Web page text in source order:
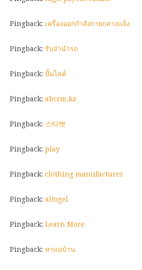
Pingback: เครื่องออกกำลังกายกลางแจ้ง
Pingback: รับจำนำรถ
Pingback: ปั้มไลค์
Pingback: abcrm.kz
Pingback: 스타뱃
Pingback: play
Pingback: clothing manufacturer
Pingback: altogel
Pingback: Learn More
Pingback: หาแม่บ้าน